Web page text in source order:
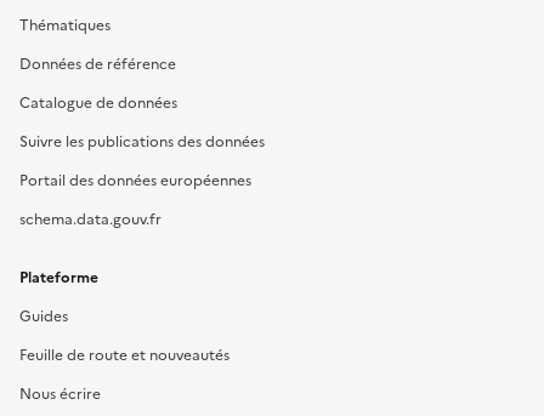
Thématiques
Données de référence
Catalogue de données
Suivre les publications des données
Portail des données européennes
schema.data.gouv.fr
Plateforme
Guides
Feuille de route et nouveautés
Nous écrire